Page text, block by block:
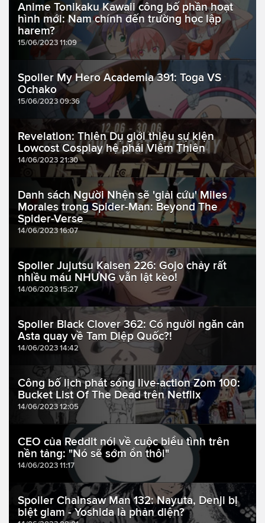
Anime Tonikaku Kawaii công bố phần hoạt
hình mới: Nam chính đến trường học lập
harem?
15/06/2023 11:09
Spoiler My Hero Academia 391: Toga VS
Ochako
15/06/2023 09:36
Revelation: Thiên Dụ giới thiệu sự kiện
Lowcost Cosplay hệ phái Viêm Thiên
14/06/2023 21:30
Danh sách Người Nhện sẽ 'giải cứu' Miles
Morales trong Spider-Man: Beyond The
Spider-Verse
14/06/2023 16:07
Spoiler Jujutsu Kaisen 226: Gojo chảy rất
nhiều máu NHƯNG vẫn lật kèo!
14/06/2023 15:27
Spoiler Black Clover 362: Có người ngăn cản
Asta quay về Tam Diệp Quốc?!
14/06/2023 14:42
Công bố lịch phát sóng live-action Zom 100:
Bucket List Of The Dead trên Netflix
14/06/2023 12:05
CEO của Reddit nói về cuộc biểu tình trên
nền tảng: "Nó sẽ sớm ổn thôi"
14/06/2023 11:17
Spoiler Chainsaw Man 132: Nayuta, Denji bị
biệt giam - Yoshida là phản diện?